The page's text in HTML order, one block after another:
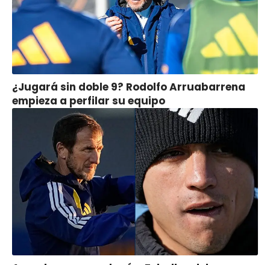
¿Jugará sin doble 9? Rodolfo Arruabarrena
empieza a perfilar su equipo